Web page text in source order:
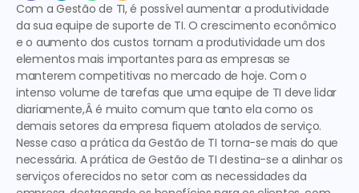
Com a Gestão de TI, é possível aumentar a produtividade
da sua equipe de suporte de TI. O crescimento econômico
e o aumento dos custos tornam a produtividade um dos
elementos mais importantes para as empresas se
manterem competitivas no mercado de hoje. Com o
intenso volume de tarefas que uma equipe de TI deve lidar
diariamente,Â é muito comum que tanto ela como os
demais setores da empresa fiquem atolados de serviço.
Nesse caso a prática da Gestão de TI torna-se mais do que
necessária. A prática de Gestão de TI destina-se a alinhar os
serviços oferecidos no setor com as necessidades da